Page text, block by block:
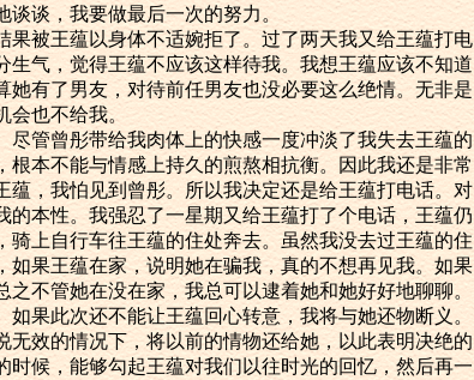
谈，我要做最后一次的努力。
被王蕴以身体不适婉拒了。过了两天我又给王蕴打电
气，觉得王蕴不应该这样待我。我想王蕴应该不知道
有了男友，对待前任男友也没必要这么绝情。无非是
也不给我。
管曾彤带给我肉体上的快感一度冲淡了我失去王蕴的
本不能与情感上持久的煎熬相抗衡。因此我还是非常
，我怕见到曾彤。所以我决定还是给王蕴打电话。对
本性。我强忍了一星期又给王蕴打了个电话，王蕴仍
上自行车往王蕴的住处奔去。虽然我没去过王蕴的住
果王蕴在家，说明她在骗我，真的不想再见我。如果
不管她在没在家，我总可以逮着她和她好好地聊聊。
此次还不能让王蕴回心转意，我将与她还物断义。
效的情况下，将以前的情物还给她，以此表明决绝的
候，能够勾起王蕴对我们以往时光的回忆，然后再一